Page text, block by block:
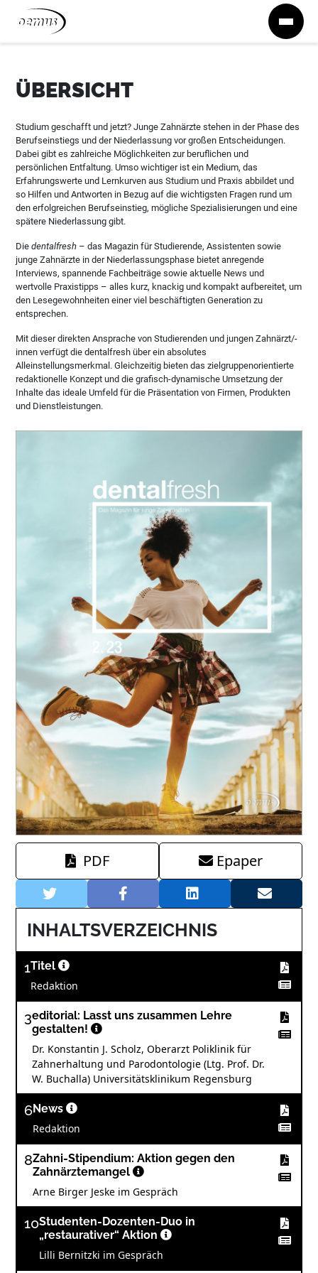
Zum Inhalt springen
ÜBERSICHT
Studium geschafft und jetzt? Junge Zahnärzte stehen in der Phase des
Berufseinstiegs und der Niederlassung vor großen Entscheidungen.
Dabei gibt es zahlreiche Möglichkeiten zur beruflichen und
persönlichen Entfaltung. Umso wichtiger ist ein Medium, das
Erfahrungswerte und Lernkurven aus Studium und Praxis abbildet und
so Hilfen und Antworten in Bezug auf die wichtigsten Fragen rund um
den erfolgreichen Berufseinstieg, mögliche Spezialisierungen und eine
spätere Niederlassung gibt.
Diedentalfresh – das Magazin für Studierende, Assistenten sowie
junge Zahnärzte in der Niederlassungsphase bietet anregende
Interviews, spannende Fachbeiträge sowie aktuelle News und
wertvolle Praxistipps – alles kurz, knackig und kompakt aufbereitet, um
den Lesegewohnheiten einer viel beschäftigten Generation zu
entsprechen.
Mit dieser direkten Ansprache von Studierenden und jungen Zahnärzt/-
innen verfügt die dentalfresh über ein absolutes
Alleinstellungsmerkmal. Gleichzeitig bieten das zielgruppenorientierte
redaktionelle Konzept und die grafisch-dynamische Umsetzung der
Inhalte das ideale Umfeld für die Präsentation von Firmen, Produkten
und Dienstleistungen.
PDF Epaper
INHALTSVERZEICHNIS
1Titel
Redaktion
3editorial: Lasst uns zusammen Lehre
gestalten!
Dr. Konstantin J. Scholz, Oberarzt Poliklinik für
Zahnerhaltung und Parodontologie (Ltg. Prof. Dr.
W. Buchalla) Universitätsklinikum Regensburg
6News
Redaktion
8Zahni-Stipendium: Aktion gegen den
Zahnärztemangel
Arne Birger Jeske im Gespräch
10Studenten-Dozenten-Duo in
„restaurativer“ Aktion
Lilli Bernitzki im Gespräch